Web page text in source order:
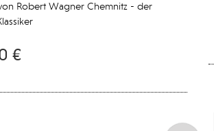
Robert Wagner Chemnitz - der
€